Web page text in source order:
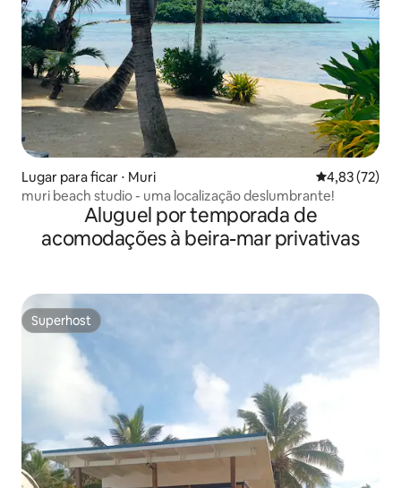
Lugar para ficar ⋅ Muri 4,83 de uma
4,83 (72)
muri beach studio - uma localização deslumbrante!
Aluguel por temporada de
acomodações à beira-mar privativas
Superhost
Superhost